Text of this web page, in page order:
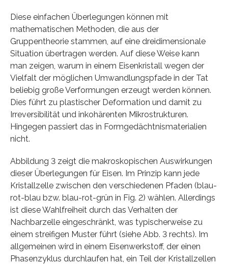
Diese einfachen Überlegungen können mit
mathematischen Methoden, die aus der
Gruppentheorie stammen, auf eine dreidimensionale
Situation übertragen werden. Auf diese Weise kann
man zeigen, warum in einem Eisenkristall wegen der
Vielfalt der möglichen Umwandlungspfade in der Tat
beliebig große Verformungen erzeugt werden können.
Dies führt zu plastischer Deformation und damit zu
Irreversibilität und inkohärenten Mikrostrukturen.
Hingegen passiert das in Formgedächtnismaterialien
nicht.
Abbildung 3 zeigt die makroskopischen Auswirkungen
dieser Überlegungen für Eisen. Im Prinzip kann jede
Kristallzelle zwischen den verschiedenen Pfaden (blau-
rot-blau bzw. blau-rot-grün in Fig. 2) wählen. Allerdings
ist diese Wahlfreiheit durch das Verhalten der
Nachbarzelle eingeschränkt, was typischerweise zu
einem streifigen Muster führt (siehe Abb. 3 rechts). Im
allgemeinen wird in einem Eisenwerkstoff, der einen
Phasenzyklus durchlaufen hat, ein Teil der Kristallzellen